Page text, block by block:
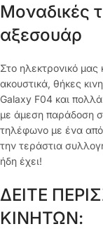
Μοναδικές
αξεσουάρ
Στο ηλεκτρονικό μας
ακουστικά, θήκες
Galaxy F04 και
με άμεση παράδοση
τηλέφωνο με ένα
την τεράστια
ήδη έχει!
ΔΕΙΤΕ
ΚΙΝΗΤΩΝ: